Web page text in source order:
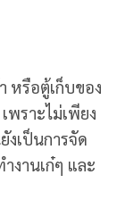
หรือตู้เก็บของ
ราะไม่เพียง
เป็นการจัด
านเก๋ๆ และ